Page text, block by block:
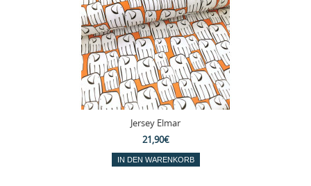
Jersey Elmar
21,90€